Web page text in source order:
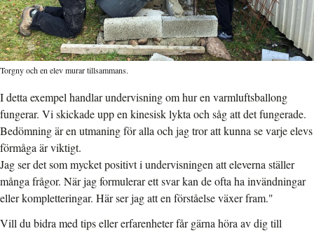
Torgny och en elev murar tillsammans.
I detta exempel handlar undervisning om hur en varmluftsballong
fungerar. Vi skickade upp en kinesisk lykta och såg att det fungerade.
Bedömning är en utmaning för alla och jag tror att kunna se varje elevs
förmåga är viktigt.
Jag ser det som mycket positivt i undervisningen att eleverna ställer
många frågor. När jag formulerar ett svar kan de ofta ha invändningar
eller kompletteringar. Här ser jag att en förståelse växer fram."
Vill du bidra med tips eller erfarenheter får gärna höra av dig till